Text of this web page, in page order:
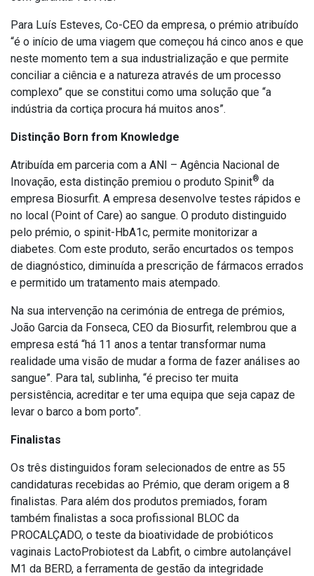
Para Luís Esteves, Co-CEO da empresa, o prémio atribuído
“é o início de uma viagem que começou há cinco anos e que
neste momento tem a sua industrialização e que permite
conciliar a ciência e a natureza através de um processo
complexo” que se constitui como uma solução que “a
indústria da cortiça procura há muitos anos”.
Distinção Born from Knowledge
Atribuída em parceria com a ANI – Agência Nacional de
Inovação, esta distinção premiou o produto Spinit® da
empresa Biosurfit. A empresa desenvolve testes rápidos e
no local (Point of Care) ao sangue. O produto distinguido
pelo prémio, o spinit-HbA1c, permite monitorizar a
diabetes. Com este produto, serão encurtados os tempos
de diagnóstico, diminuída a prescrição de fármacos errados
e permitido um tratamento mais atempado.
Na sua intervenção na cerimónia de entrega de prémios,
João Garcia da Fonseca, CEO da Biosurfit, relembrou que a
empresa está “há 11 anos a tentar transformar numa
realidade uma visão de mudar a forma de fazer análises ao
sangue”. Para tal, sublinha, “é preciso ter muita
persistência, acreditar e ter uma equipa que seja capaz de
levar o barco a bom porto”.
Finalistas
Os três distinguidos foram selecionados de entre as 55
candidaturas recebidas ao Prémio, que deram origem a 8
finalistas. Para além dos produtos premiados, foram
também finalistas a soca profissional BLOC da
PROCALÇADO, o teste da bioatividade de probióticos
vaginais LactoProbiotest da Labfit, o cimbre autolançável
M1 da BERD, a ferramenta de gestão da integridade